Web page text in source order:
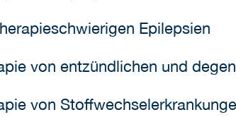
Epilepsien
von entzündlichen und
von